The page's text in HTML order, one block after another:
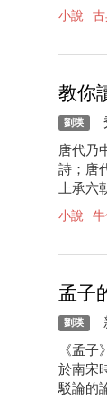
小說
教你
劉瑛
唐代乃
詩；唐
上承
小說
孟子
劉瑛
《孟
於南宋
駁論的